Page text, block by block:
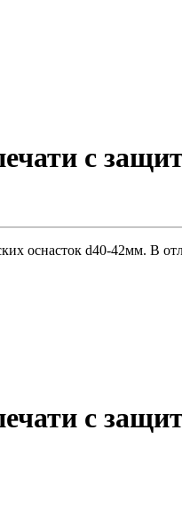
с
оснасток d40-42мм. В
с